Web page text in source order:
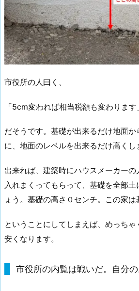
市役所の人曰く、
「5cm変われば相当税額も変わります
だそうです。基礎が出来るだけ地面か
に、地面のレベルを出来るだけ高くし
出来れば、建築時にハウスメーカー
入れまくってもらって、基礎を全部土
ょう。基礎の高さ０センチ。この家は
ということにしてしまえば、めっち
安くなります。
市役所の内覧は戦いだ。自分の